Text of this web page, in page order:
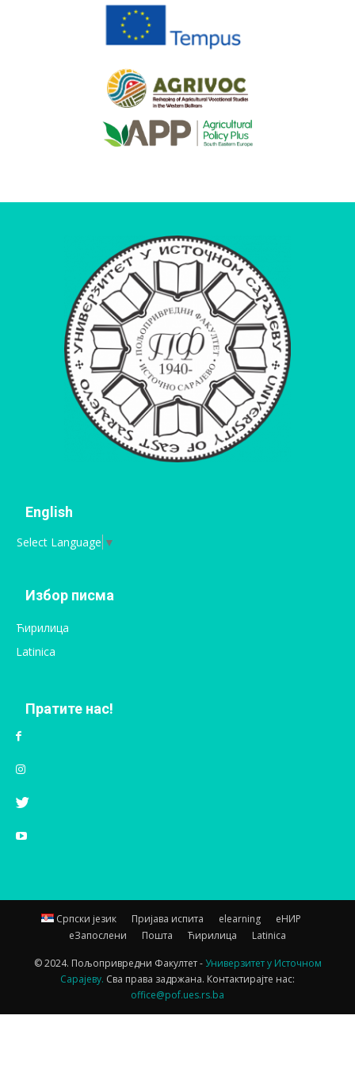
English
Select Language ▼
Избор писма
Ћирилица
Latinica
Пратите нас!
Српски језик Пријава испита elearning
еНИР
еЗапослени
Пошта Ћирилица Latinica
© 2024. Пољопривредни Факултет -Универзитет у Источном
Сарајеву. Сва права задржана. Контактирајте нас:
office@pof.ues.rs.ba